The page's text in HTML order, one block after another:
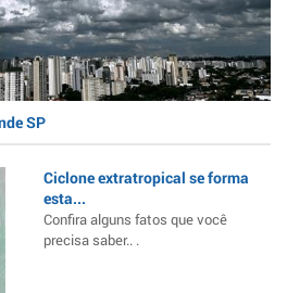
SP
Ciclone extratropical se forma
esta...
Confira alguns fatos que você
precisa saber.. .